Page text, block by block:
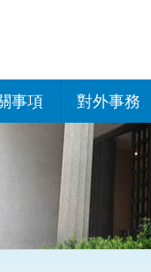
事項
執行民
係的安
對外事務
國際政
處或運作
多邊協定
其他協定